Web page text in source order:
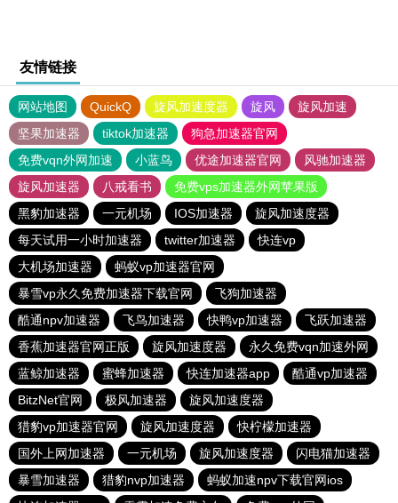
友情链接
网站地图 QuickQ 旋风加速度器 旋风
旋风加速
坚果加速器
tiktok加速器
狗急加速器官网
免费vqn外网加速
小蓝鸟 优途加速器官网
风驰加速器
旋风加速器
八戒看书
免费vps加速器外网苹果版
黑豹加速器
一元机场 IOS加速器
旋风加速度器
每天试用一小时加速器
twitter加速器
快连vp
大机场加速器
蚂蚁vp加速器官网
暴雪vp永久免费加速器下载官网
飞狗加速器
酷通npv加速器
飞鸟加速器 快鸭vp加速器
飞跃加速器
香蕉加速器官网正版
旋风加速度器
永久免费vqn加速外网
蓝鲸加速器
蜜蜂加速器 快连加速器app
酷通vp加速器
BitzNet官网
极风加速器
旋风加速度器
猎豹vp加速器官网
旋风加速度器
快柠檬加速器
国外上网加速器
一元机场 旋风加速度器
闪电猫加速器
暴雪加速器
猎豹nvp加速器
蚂蚁加速npv下载官网ios